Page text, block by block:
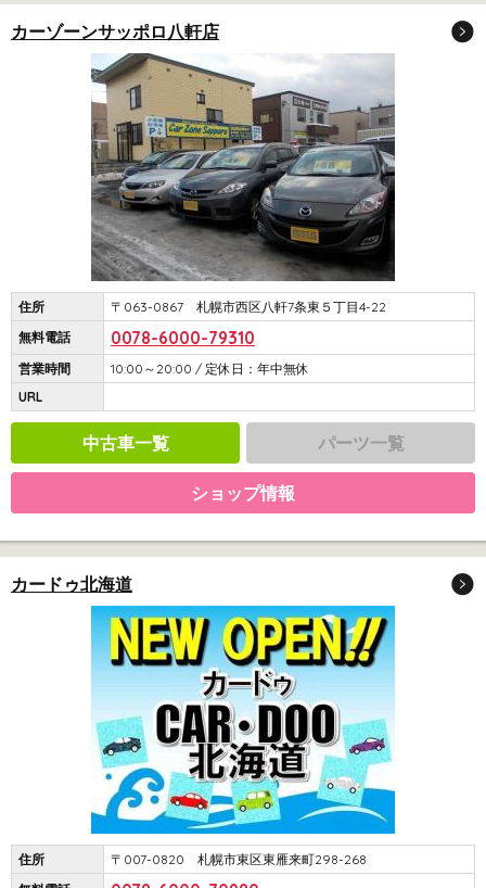
カーゾーンサッポロ八軒店
住所
〒063-0867 札幌市西区八軒7条東５丁目4-22
無料電話
0078-6000-79310
営業時間
10:00～20:00 / 定休日：年中無休
URL
中古車一覧 パーツ一覧
ショップ情報
カードゥ北海道
住所
〒007-0820 札幌市東区東雁来町298-268